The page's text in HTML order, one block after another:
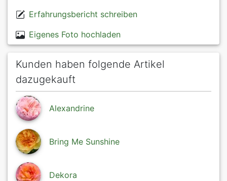
Erfahrungsbericht schreiben
Eigenes Foto hochladen
Kunden haben folgende Artikel
dazugekauft
Alexandrine
Bring Me Sunshine
Dekora